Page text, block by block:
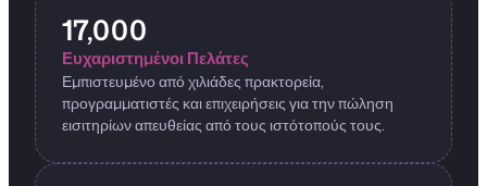
17,000
Ευχαριστημένοι Πελάτες
Εμπιστευμένο από χιλιάδες πρακτορεία,
προγραμματιστές και επιχειρήσεις για την πώληση
εισιτηρίων απευθείας από τους ιστότοπούς τους.